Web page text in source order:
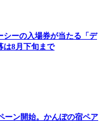
シーの入場券が当たる「デ
は8月下旬まで
ーン開始。かんぽの宿ペア